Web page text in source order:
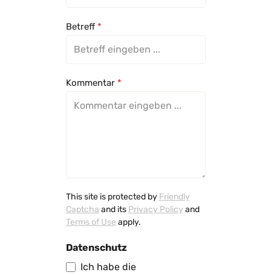
Betreff *
Kommentar *
This site is protected by Friendly
Captcha and its Privacy Policy and
Terms of Use apply.
Datenschutz
Ich habe die